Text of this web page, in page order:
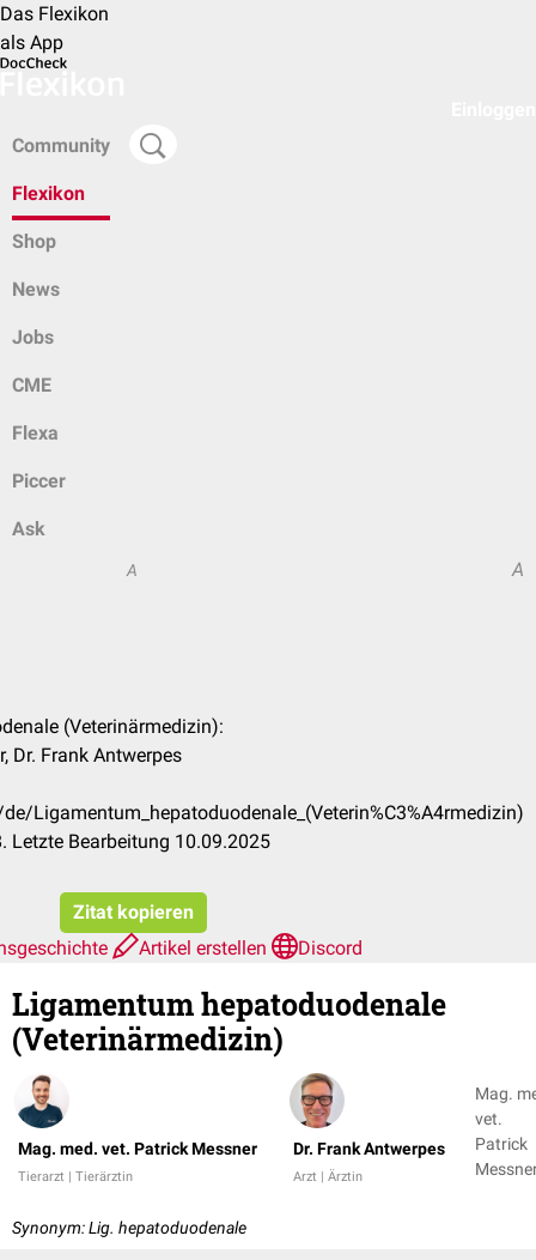
Das Flexikon
als App
Community
Flexikon
Shop
News
Jobs
CME
Flexa
Piccer
Ask
A A
(Veterinärmedizin):
Dr. Frank Antwerpes
Ligamentum_hepatoduodenale_(Veterin%C3%A4rmedizin)
Letzte Bearbeitung 10.09.2025
Zitat kopieren
Artikel erstellen Discord
Ligamentum hepatoduodenale
(Veterinärmedizin)
Mag. med. vet. Patrick Messner
Tierarzt | Tierärztin
Dr. Frank Antwerpes
Arzt | Ärztin
Mag.
vet.
Patrick
Synonym: Lig. hepatoduodenale